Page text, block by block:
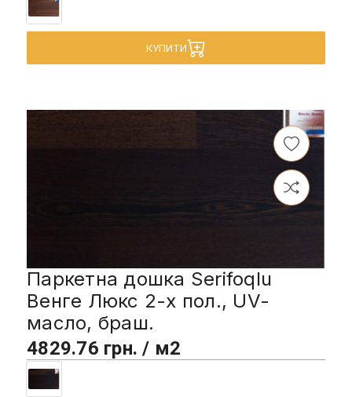
КУПИТИ
Паркетна дошка Serifoqlu
Венге Люкс 2-х пол., UV-
масло, браш.
4829.76 грн. / м2